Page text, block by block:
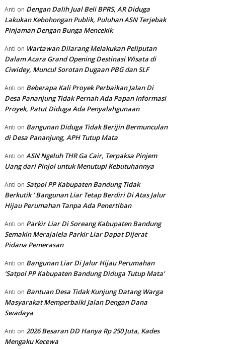
Anti on Dengan Dalih Jual Beli BPRS, AR Diduga
Lakukan Kebohongan Publik, Puluhan ASN Terjebak
Pinjaman Dengan Bunga Mencekik
Anti on Wartawan Dilarang Melakukan Peliputan
Dalam Acara Grand Opening Destinasi Wisata di
Ciwidey, Muncul Sorotan Dugaan PBG dan SLF
Anti on Beberapa Kali Proyek Perbaikan Jalan Di
Desa Pananjung Tidak Pernah Ada Papan Informasi
Proyek, Patut Diduga Ada Penyalahgunaan
Anti on Bangunan Diduga Tidak Berijin Bermunculan
di Desa Pananjung, APH Tutup Mata
Anti on ASN Ngeluh THR Ga Cair, Terpaksa Pinjem
Uang dari Pinjol untuk Menutupi Kebutuhannya
Anti on Satpol PP Kabupaten Bandung Tidak
Berkutik ‘ Bangunan Liar Tetap Berdiri Di Atas Jalur
Hijau Perumahan Tanpa Ada Penertiban
Anti on Parkir Liar Di Soreang Kabupaten Bandung
Semakin Merajalela Parkir Liar Dapat Dijerat
Pidana Pemerasan
Anti on Bangunan Liar Di Jalur Hijau Perumahan
‘Satpol PP Kabupaten Bandung Diduga Tutup Mata’
Anti on Bantuan Desa Tidak Kunjung Datang Warga
Masyarakat Memperbaiki Jalan Dengan Dana
Swadaya
Anti on 2026 Besaran DD Hanya Rp 250 Juta, Kades
Mengaku Kecewa